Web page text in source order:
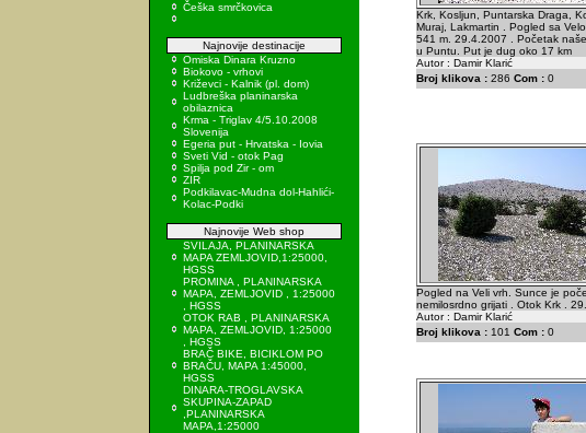
Češka smrčkovica
Najnovije destinacije
Omiska Dinara Kruzno
Biokovo - vrhovi
Križevci - Kalnik (pl. dom)
Ludbreška planinarska
obilaznica
Krma - Triglav 4/5.10.2008
Slovenija
Egeria put - Hrvatska - Iovia
Sveti Vid - otok Pag
Spilja pod Zir - om
ZIR
Podkilavac-Mudna dol-Hahlići-
Kolac-Podki
Najnovije Web shop
SVILAJA, PLANINARSKA
MAPA ZEMLJOVID,1:25000,
HGSS
PROMINA , PLANINARSKA
MAPA, ZEMLJOVID , 1:25000
, HGSS
OTOK RAB , PLANINARSKA
MAPA, ZEMLJOVID, 1:25000
, HGSS
BRAČ BIKE, BICIKLOM PO
BRAČU, MAPA 1:45000,
HGSS
DINARA-TROGLAVSKA
SKUPINA-ZAPAD
,PLANINARSKA
MAPA,1:25000
Krk, Kosljun, Puntarska Draga,
Muraj, Lakmartin . Pogled sa
541 m. 29.4.2007 . Početak
u Puntu. Put je dug oko 17 km
Autor : Damir Klarić
Broj klikova : 286 Com : 0
Pogled na Veli vrh. Sunce je
nemilosrdno grijati . Otok Krk .
Autor : Damir Klarić
Broj klikova : 101 Com : 0